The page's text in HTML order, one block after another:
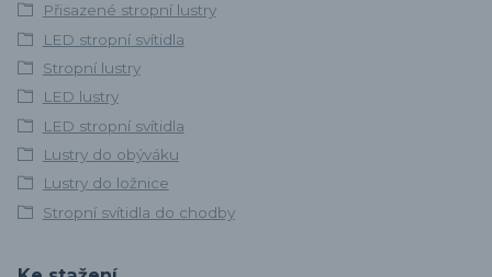
Přisazené stropní lustry
LED stropní svítidla
Stropní lustry
LED lustry
LED stropní svítidla
Lustry do obýváku
Lustry do ložnice
Stropní svítidla do chodby